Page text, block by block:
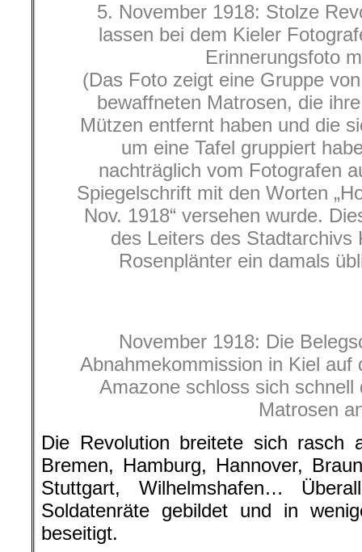
5. November 1918: Stolze
lassen bei dem Kieler
Erinnerungsfoto
(Das Foto zeigt eine Gruppe
bewaffneten Matrosen, die
Mützen entfernt haben und die
um eine Tafel gruppiert
nachträglich vom Fotografen
Spiegelschrift mit den Worten
Nov. 1918“ versehen wurde.
des Leiters des Stadtarchivs
Rosenplänter ein damals
November 1918: Die
Abnahmekommission in Kiel auf
Amazone schloss sich schnell
Matrosen
Die Revolution breitete sich rasch
Bremen, Hamburg, Hannover,
Stuttgart, Wilhelmshafen…
Soldatenräte gebildet und in
beseitigt.